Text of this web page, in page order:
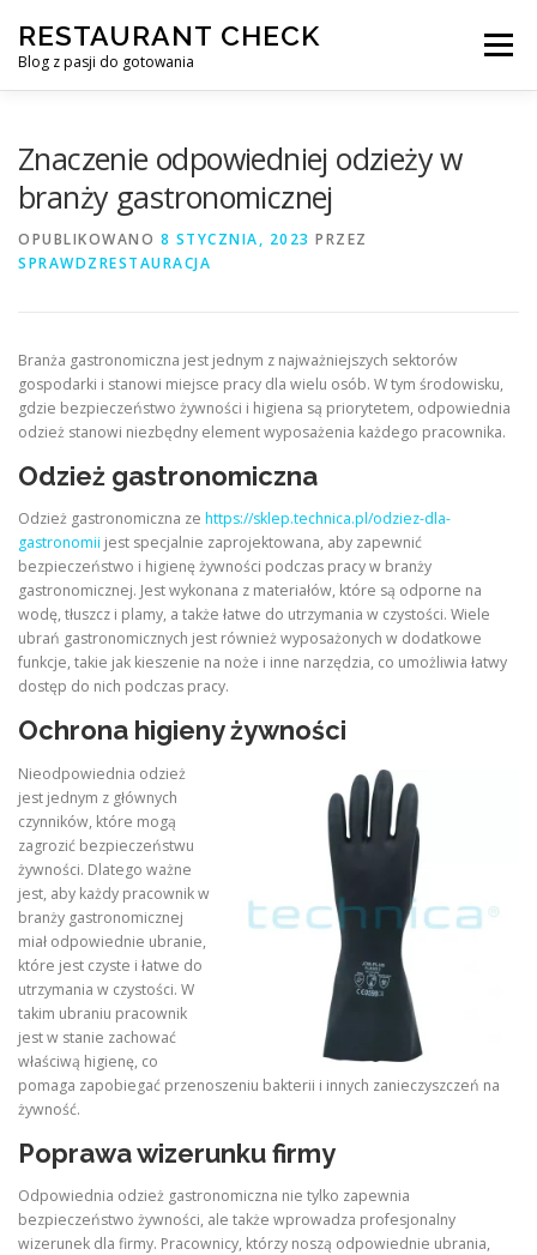
treści
RESTAURANT CHECK
Blog z pasji do gotowania
Menu
Znaczenie odpowiedniej odzieży w
branży gastronomicznej
OPUBLIKOWANO 8 STYCZNIA, 2023 PRZEZ
SPRAWDZRESTAURACJA
Branża gastronomiczna jest jednym z najważniejszych sektorów
gospodarki i stanowi miejsce pracy dla wielu osób. W tym środowisku,
gdzie bezpieczeństwo żywności i higiena są priorytetem, odpowiednia
odzież stanowi niezbędny element wyposażenia każdego pracownika.
Odzież gastronomiczna
Odzież gastronomiczna ze https://sklep.technica.pl/odziez-dla-
gastronomii jest specjalnie zaprojektowana, aby zapewnić
bezpieczeństwo i higienę żywności podczas pracy w branży
gastronomicznej. Jest wykonana z materiałów, które są odporne na
wodę, tłuszcz i plamy, a także łatwe do utrzymania w czystości. Wiele
ubrań gastronomicznych jest również wyposażonych w dodatkowe
funkcje, takie jak kieszenie na noże i inne narzędzia, co umożliwia łatwy
dostęp do nich podczas pracy.
Ochrona higieny żywności
Nieodpowiednia odzież
jest jednym z głównych
czynników, które mogą
zagrozić bezpieczeństwu
żywności. Dlatego ważne
jest, aby każdy pracownik w
branży gastronomicznej
miał odpowiednie ubranie,
które jest czyste i łatwe do
utrzymania w czystości. W
takim ubraniu pracownik
jest w stanie zachować
właściwą higienę, co
pomaga zapobiegać przenoszeniu bakterii i innych zanieczyszczeń na
żywność.
Poprawa wizerunku firmy
Odpowiednia odzież gastronomiczna nie tylko zapewnia
bezpieczeństwo żywności, ale także wprowadza profesjonalny
wizerunek dla firmy. Pracownicy, którzy noszą odpowiednie ubrania,